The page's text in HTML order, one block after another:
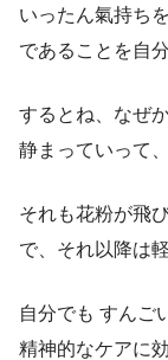
いったん氣持ち
であることを自
するとね、なぜ
静まっていって
それも花粉が飛
で、それ以降は
自分でも すんご
精神的なケアに